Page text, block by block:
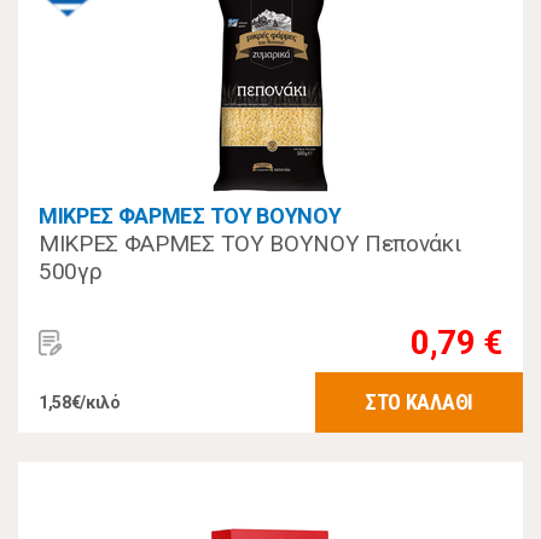
ΜΙΚΡΕΣ ΦΑΡΜΕΣ ΤΟΥ ΒΟΥΝΟΥ
ΜΙΚΡΕΣ ΦΑΡΜΕΣ ΤΟΥ ΒΟΥΝΟΥ Πεπονάκι
500γρ
0,79 €
1,58€/κιλό ΣΤΟ ΚΑΛΑΘΙ